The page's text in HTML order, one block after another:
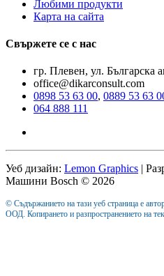
Любими продукти
Карта на сайта
Свържете се с нас
гр. Плевен, ул. Българска
office@dikarconsult.com
0898 53 63 00, 0889 53 63
064 888 111
Уеб дизайн: Lemon Graphics |
Машини Bosch © 2026
© Съдържанието на тази уеб страница е
ООД. Копирането и разпространението на